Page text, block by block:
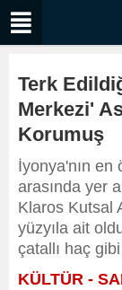
Terk
Merkezi'
Korumuş
İyonya'nın en
arasında yer
Klaros Kutsal
yüzyıla ait
çatallı haç
KÜLTÜR -